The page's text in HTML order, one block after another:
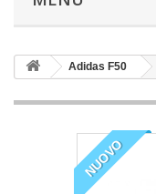
Adidas F50
NUOVO